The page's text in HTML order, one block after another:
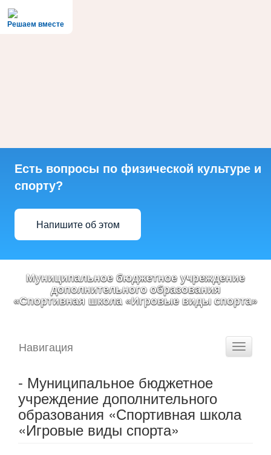
Решаем вместе
Есть вопросы по физической культуре и
спорту?
Напишите об этом
Муниципальное бюджетное учреждение
дополнительного образования
«Спортивная школа «Игровые виды спорта»
Toggle
Навигация
- Муниципальное бюджетное
учреждение дополнительного
образования «Спортивная школа
«Игровые виды спорта»